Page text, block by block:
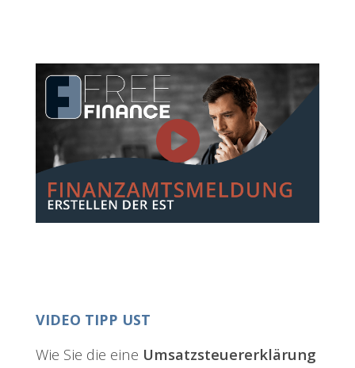
VIDEO TIPP UST
Wie Sie die eine Umsatzsteuererklärung